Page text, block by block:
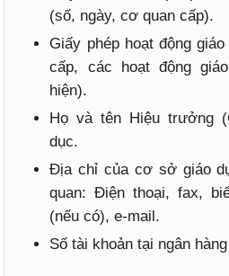
(số, ngày, cơ quan cấp).
Giấy phép hoạt động
cấp, các hoạt động
hiện).
Họ và tên Hiệu trưởng
dục.
Địa chỉ của cơ sở giáo
quan: Điện thoại, fax,
(nếu có), e-mail.
Số tài khoản tại ngân